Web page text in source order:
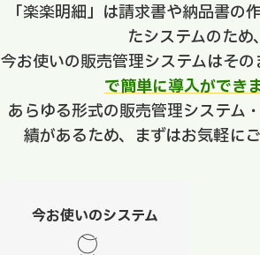
「楽楽明細」は請求書や納品書の
たシステムのため、
今お使いの販売管理システムはその
で簡単に導入ができ
あらゆる形式の販売管理システム
績があるため、まずはお気軽に
今お使いのシステム